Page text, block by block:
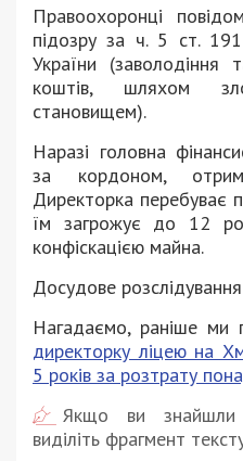
Правоохоронці
підозру за ч. 5 ст.
України
коштів, шляхом
становищем).
Наразі головна
за кордоном,
Директорка перебуває
їм загрожує до 12
конфіскацією майна.
Досудове
Нагадаємо, раніше ми
директорку ліцею на
5 років за розтрату
Якщо ви знайшли
виділіть фрагмент